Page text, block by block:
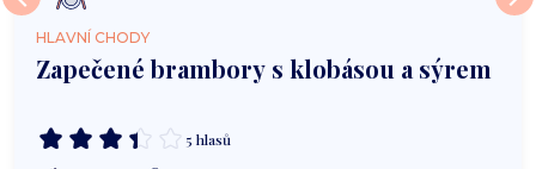
HLAVNÍ CHODY
Zapečené brambory s klobásou a sýrem
5 hlasů